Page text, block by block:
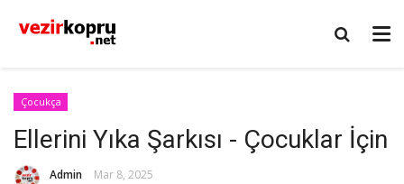
Çocukça
Ellerini Yıka Şarkısı - Çocuklar İçin
Admin Mar 8, 2025